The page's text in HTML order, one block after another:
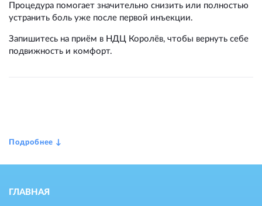
Процедура помогает значительно снизить или полностью
устранить боль уже после первой инъекции.
Запишитесь на приём в НДЦ Королёв, чтобы вернуть себе
подвижность и комфорт.
ГЛАВНАЯ